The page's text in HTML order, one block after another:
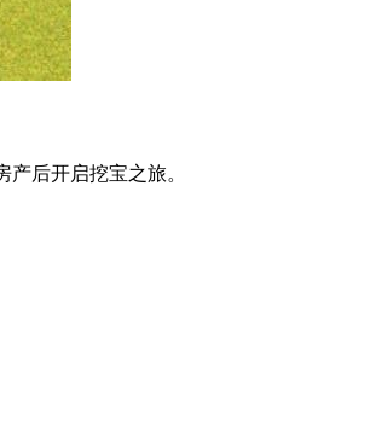
后开启挖宝之旅。